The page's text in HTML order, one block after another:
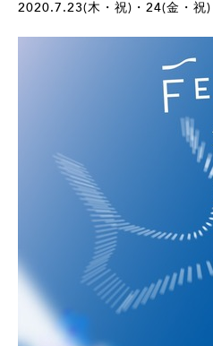
2020.7.23(木・祝)・24(金・祝)